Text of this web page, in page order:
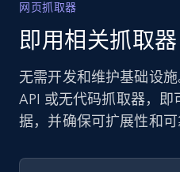
网页抓取器
即用相关抓取器
无需开发和维护基础设
API 或无代码抓取器，
据，并确保可扩展性和可